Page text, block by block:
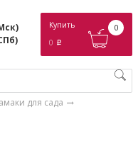
Купить
0 p
0
для сада